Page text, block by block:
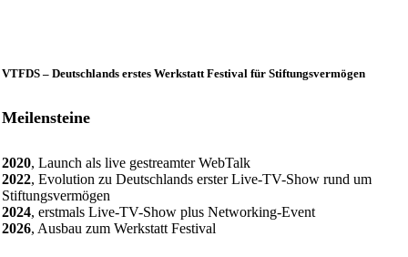
VTFDS – Deutschlands erstes Werkstatt Festival für Stiftungsvermögen
Meilensteine
2020, Launch als live gestreamter WebTalk
2022, Evolution zu Deutschlands erster Live-TV-Show rund um
Stiftungsvermögen
2024, erstmals Live-TV-Show plus Networking-Event
2026, Ausbau zum Werkstatt Festival